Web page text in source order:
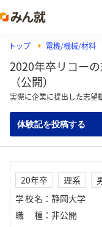
トップ 電機/機械/材料
2020年卒リコー
（公開）
実際に企業に提出した志望
体験記を投稿する
20年卒 理系
学校名 ： 静岡大学
職種 ： 非公開